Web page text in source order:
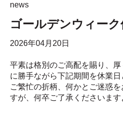
news
ゴールデンウィー
2026年04月20日
平素は格別のご高配を賜り、
に勝手ながら下記期間を休業日
ご繁忙の折柄、何かとご迷惑
すが、何卒ご了承くださいま